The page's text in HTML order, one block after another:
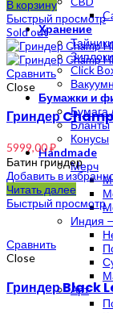
Хранение
Тайники
Зиплоки
Click
Бумажки и
Бумага
Бланты
Конусы
Handmade
Мерч
Индия
Арт
В корзину
Быстрый просмотр
Sold out
Сравнить
Close
Гриндер
5999,00₽
Батин гриндер
Добавить в
Читать далее
Быстрый просмотр
Сравнить
Close
Гриндер Black